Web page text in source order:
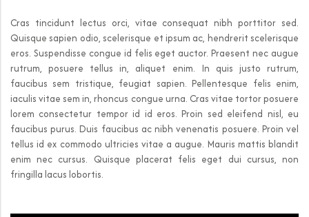
Cras tincidunt lectus orci, vitae consequat nibh porttitor sed.
Quisque sapien odio, scelerisque et ipsum ac, hendrerit scelerisque
eros. Suspendisse congue id felis eget auctor. Praesent nec augue
rutrum, posuere tellus in, aliquet enim. In quis justo rutrum,
faucibus sem tristique, feugiat sapien. Pellentesque felis enim,
iaculis vitae sem in, rhoncus congue urna. Cras vitae tortor posuere
lorem consectetur tempor id id eros. Proin sed eleifend nisl, eu
faucibus purus. Duis faucibus ac nibh venenatis posuere. Proin vel
tellus id ex commodo ultricies vitae a augue. Mauris mattis blandit
enim nec cursus. Quisque placerat felis eget dui cursus, non
fringilla lacus lobortis.